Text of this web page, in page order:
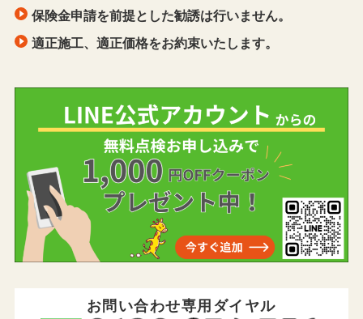
保険金申請を前提とした勧誘は行いません。
適正施工、適正価格をお約束いたします。
お問い合わせ専用ダイヤル